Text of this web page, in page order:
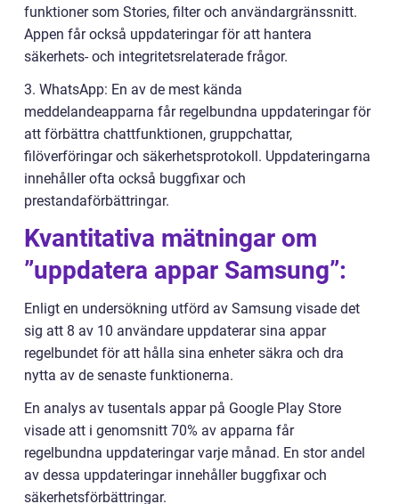
funktioner som Stories, filter och användargränssnitt.
Appen får också uppdateringar för att hantera
säkerhets- och integritetsrelaterade frågor.
3. WhatsApp: En av de mest kända
meddelandeapparna får regelbundna uppdateringar för
att förbättra chattfunktionen, gruppchattar,
filöverföringar och säkerhetsprotokoll. Uppdateringarna
innehåller ofta också buggfixar och
prestandaförbättringar.
Kvantitativa mätningar om
”uppdatera appar Samsung”:
Enligt en undersökning utförd av Samsung visade det
sig att 8 av 10 användare uppdaterar sina appar
regelbundet för att hålla sina enheter säkra och dra
nytta av de senaste funktionerna.
En analys av tusentals appar på Google Play Store
visade att i genomsnitt 70% av apparna får
regelbundna uppdateringar varje månad. En stor andel
av dessa uppdateringar innehåller buggfixar och
säkerhetsförbättringar.